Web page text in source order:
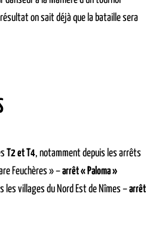
on sait déjà que la bataille sera
T2 et T4, notamment depuis les arrêts
Feuchères » –arrêt « Paloma »
les villages du Nord Est de Nîmes –arrêt